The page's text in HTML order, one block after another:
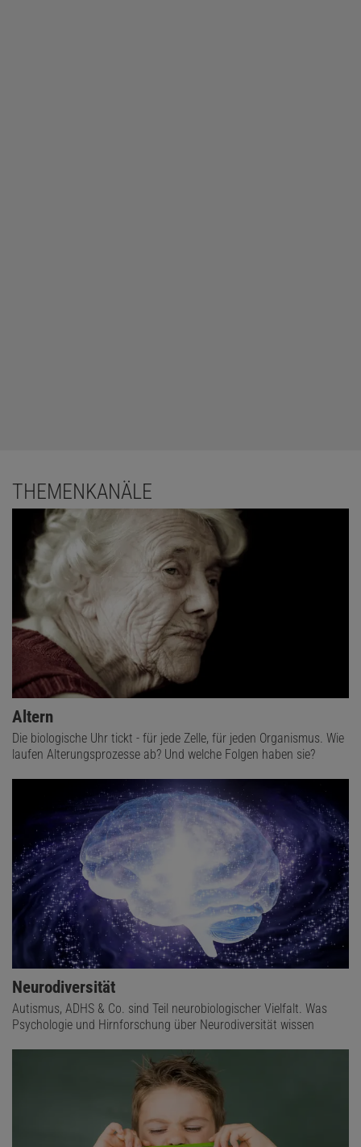
THEMENKANÄLE
Altern
Die biologische Uhr tickt - für jede Zelle, für jeden Organismus. Wie
laufen Alterungsprozesse ab? Und welche Folgen haben sie?
Neurodiversität
Autismus, ADHS & Co. sind Teil neurobiologischer Vielfalt. Was
Psychologie und Hirnforschung über Neurodiversität wissen